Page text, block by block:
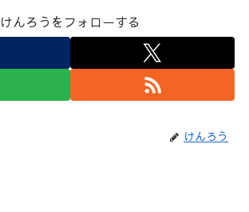
けんろうをフォローする
けんろう